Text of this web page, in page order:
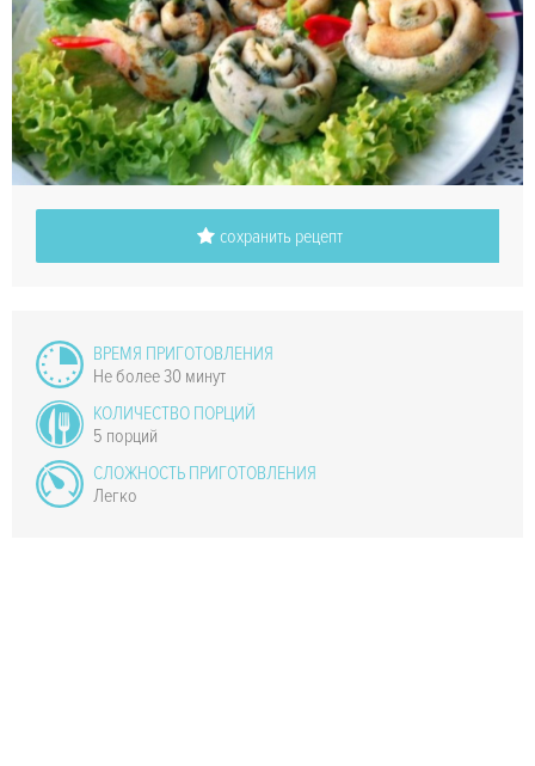
сохранить рецепт
ВРЕМЯ ПРИГОТОВЛЕНИЯ
Не более 30 минут
КОЛИЧЕСТВО ПОРЦИЙ
5 порций
СЛОЖНОСТЬ ПРИГОТОВЛЕНИЯ
Легко